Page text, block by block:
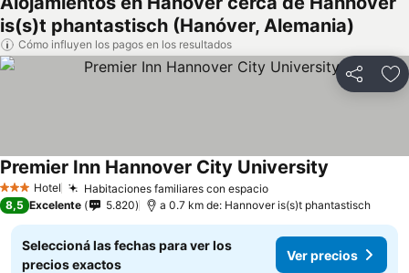
is(s)t phantastisch (Hanóver, Alemania)
Cómo influyen los pagos en los resultados
Compartir
3 Estrellas
Hotel Habitaciones familiares con espacioVer precios
Premier Inn Hannover City University
8,5 Excelente 5.820 a 0.7 km de: Hannover is(s)t phantastisch
Seleccioná las fechas para ver los
precios exactos
Ver precios